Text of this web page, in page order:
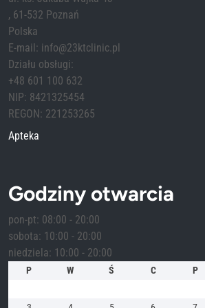
, 61-532 Poznań
Polska
E-mail: info@23ktclinic.pl
Działu obsługi:
+48 601 100 632
NIP: 8421325454
REGON: 221253265
Apteka
Godziny otwarcia
pon-pt: 08:00 - 20:00
sobota: 10:00 - 20:00
niedziela: 10:00 - 20:00
P W Ś C P